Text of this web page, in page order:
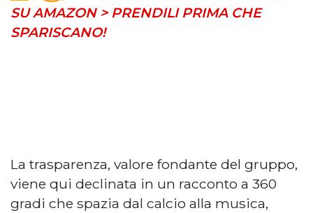
SU AMAZON > PRENDILI PRIMA CHE
SPARISCANO!
La trasparenza, valore fondante del gruppo,
viene qui declinata in un racconto a 360
gradi che spazia dal calcio alla musica,